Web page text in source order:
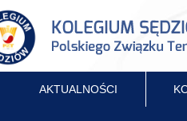
AKTUALNOŚCI